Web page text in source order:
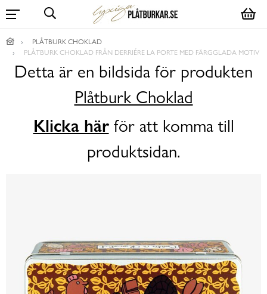
PLÅTBURK CHOKLAD
PLÅTBURK CHOKLAD FRÅN DERRIÉRE LA PORTE MED FÄRGGLADA MOTIV
Detta är en bildsida för produkten
Plåtburk Choklad
Klicka härför att komma till
produktsidan.